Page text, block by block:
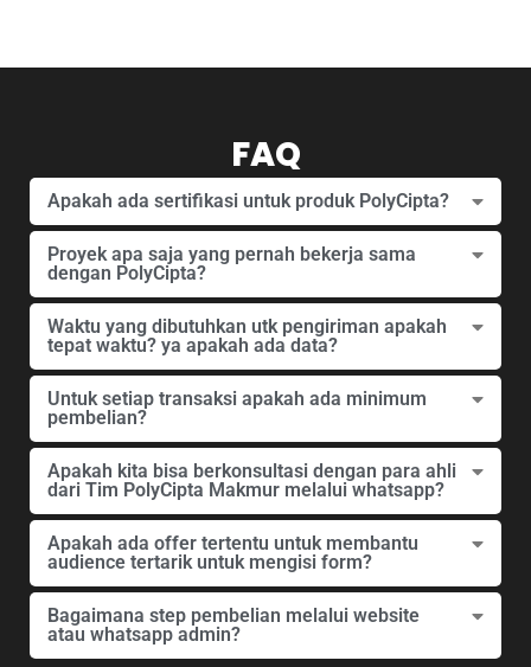
FAQ
Apakah ada sertifikasi untuk produk PolyCipta?
Proyek apa saja yang pernah bekerja sama
dengan PolyCipta?
Waktu yang dibutuhkan utk pengiriman apakah
tepat waktu? ya apakah ada data?
Untuk setiap transaksi apakah ada minimum
pembelian?
Apakah kita bisa berkonsultasi dengan para ahli
dari Tim PolyCipta Makmur melalui whatsapp?
Apakah ada offer tertentu untuk membantu
audience tertarik untuk mengisi form?
Bagaimana step pembelian melalui website
atau whatsapp admin?